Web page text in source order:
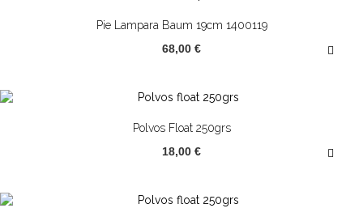
Pie Lampara Baum 19cm 1400119
68,00 €
Polvos Float 250grs
18,00 €